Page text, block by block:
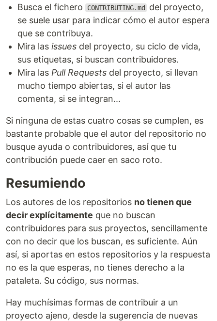
Busca el fichero
CONTRIBUTING.md
del proyecto,
se suele usar para indicar cómo el autor espera
que se contribuya.
Mira las issues del proyecto, su ciclo de vida,
sus etiquetas, si buscan contribuidores.
Mira las Pull Requests del proyecto, si llevan
mucho tiempo abiertas, si el autor las
comenta, si se integran...
Si ninguna de estas cuatro cosas se cumplen, es
bastante probable que el autor del repositorio no
busque ayuda o contribuidores, así que tu
contribución puede caer en saco roto.
Resumiendo
Los autores de los repositorios no tienen que
decir explícitamente que no buscan
contribuidores para sus proyectos, sencillamente
con no decir que los buscan, es suficiente. Aún
así, si aportas en estos repositorios y la respuesta
no es la que esperas, no tienes derecho a la
pataleta. Su código, sus normas.
Hay muchísimas formas de contribuir a un
proyecto ajeno, desde la sugerencia de nuevas